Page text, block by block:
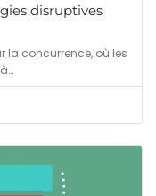
disruptives
la concurrence, où les